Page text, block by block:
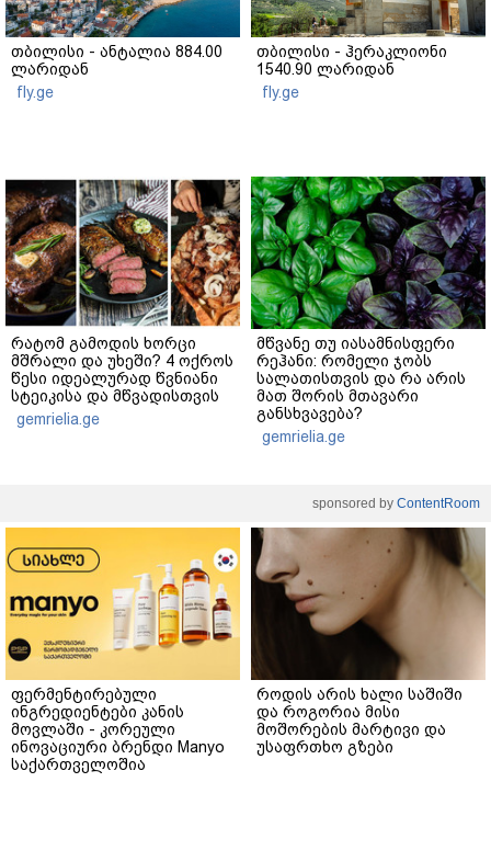
თბილისი - ანტალია 884.00
ლარიდან
fly.ge
თბილისი - ჰერაკლიონი
1540.90 ლარიდან
fly.ge
რატომ გამოდის ხორცი
მშრალი და უხეში? 4 ოქროს
წესი იდეალურად წვნიანი
სტეიკისა და მწვადისთვის
gemrielia.ge
მწვანე თუ იასამნისფერი
რეჰანი: რომელი ჯობს
სალათისთვის და რა არის
მათ შორის მთავარი
განსხვავება?
gemrielia.ge
sponsored by ContentRoom
ფერმენტირებული
ინგრედიენტები კანის
მოვლაში - კორეული
ინოვაციური ბრენდი Manyo
საქართველოშია
როდის არის ხალი საშიში
და როგორია მისი
მოშორების მარტივი და
უსაფრთხო გზები